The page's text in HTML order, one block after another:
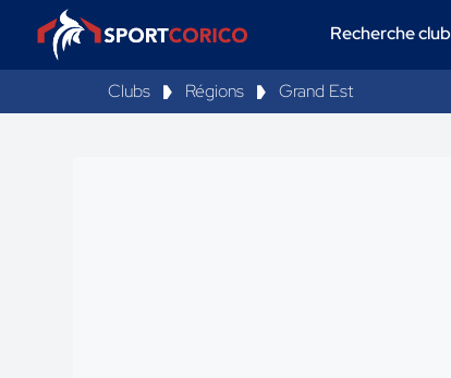
Recherche club
Clubs Régions Grand Est